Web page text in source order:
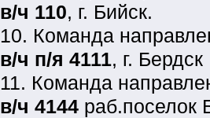
в/ч 110, г. Бийск.
10. Команда
в/ч п/я 4111, г.
11. Команда
в/ч 4144раб.поселок